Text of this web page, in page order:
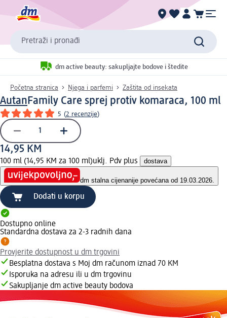
Pretraži i pronađi
dm active beauty: sakupljajte bodove i štedite
Početna stranica Njega i parfemi Zaštita od insekata
AutanFamily Care sprej protiv komaraca, 100 ml
5 (2 recenzije)
14,95 KM
100 ml (14,95 KM za 100 ml)uklj. Pdv plus dostava
dm stalna cijenanije povećana od 19.03.2026.
Dodati u korpu
Dostupno online
Standardna dostava za 2-3 radnih dana
Provjerite dostupnost u dm trgovini
Besplatna dostava s Moj dm računom iznad 70 KM
Isporuka na adresu ili u dm trgovinu
Sakupljanje dm active beauty bodova